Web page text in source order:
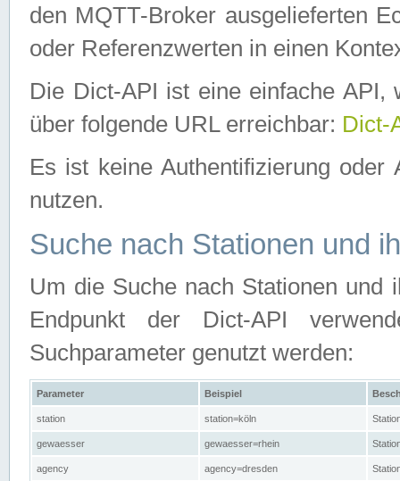
den MQTT-Broker ausgelieferten
oder Referenzwerten in einen
Die Dict-API ist eine einfache API,
über folgende URL erreichbar: Dict-
Es ist keine Authentifizierung
nutzen.
Suche nach Stationen und
Um die Suche nach Stationen und
Endpunkt der Dict-API
Suchparameter genutzt werden:
Parameter Beispiel
station station=köln
gewaesser gewaesser=rhein
agency agency=dresden